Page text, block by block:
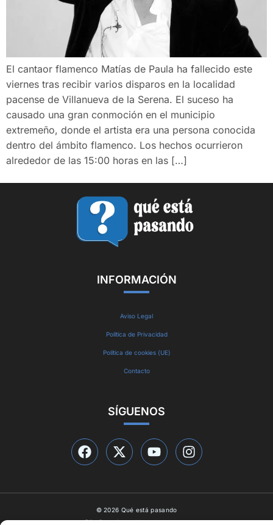
El cantaor flamenco Matías de Paula ha fallecido este
viernes tras recibir varios disparos en la localidad
pacense de Villanueva de la Serena. El suceso ha
causado una gran conmoción en el municipio
extremeño, donde el artista era una persona conocida
dentro del ámbito flamenco. Los hechos ocurrieron
alrededor de las 15:00 horas en las […]
INFORMACIÓN
Aviso Legal
Política de Privacidad
Política de cookies (UE)
Contacto
SÍGUENOS
© 2026 Qué está pasando
Diseño web porideasyletras.com